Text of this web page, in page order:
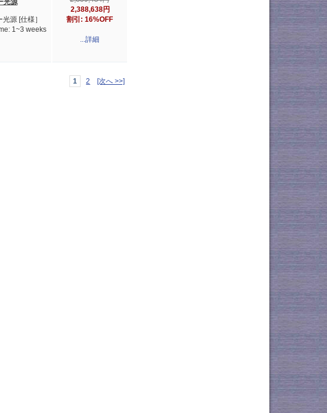
源 [仕様］
1~3 weeks
2,388,638円
割引: 16%OFF
...詳細
1 2 [次へ >>]